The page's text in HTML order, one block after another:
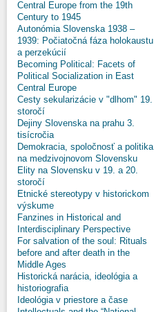
Central Europe from the 19th
Century to 1945
Autonómia Slovenska 1938 –
1939: Počiatočná fáza holokaustu
a perzekúcií
Becoming Political: Facets of
Political Socialization in East
Central Europe
Cesty sekularizácie v "dlhom" 19.
storočí
Dejiny Slovenska na prahu 3.
tisícročia
Demokracia, spoločnosť a politika
na medzivojnovom Slovensku
Elity na Slovensku v 19. a 20.
storočí
Etnické stereotypy v historickom
výskume
Fanzines in Historical and
Interdisciplinary Perspective
For salvation of the soul: Rituals
before and after death in the
Middle Ages
Historická narácia, ideológia a
historiografia
Ideológia v priestore a čase